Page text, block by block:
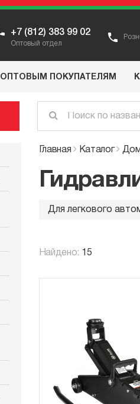
+7 (812) 383 99 02
Оптовый отдел
ОПТОВЫМ ПОКУПАТЕЛЯМ
Главная Каталог
Для легкового
Найдено: 15